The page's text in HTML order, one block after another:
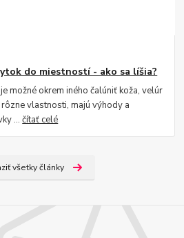
do miestností - ako sa líšia?
možné okrem iného čalúniť koža, velúr
vlastnosti, majú výhody a
...čítať celé
všetky články